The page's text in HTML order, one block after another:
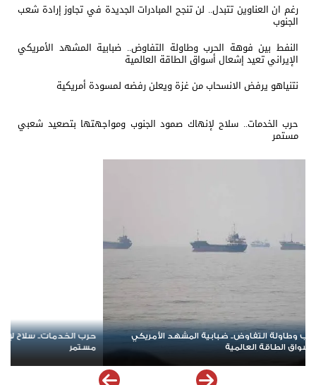
رغم ان العناوين تتبدل.. لن تنجح المبادرات الجديدة في تجاوز إرادة شعب
الجنوب
النفط بين فوهة الحرب وطاولة التفاوض.. ضبابية المشهد الأمريكي
الإيراني تعيد إشعال أسواق الطاقة العالمية
نتنياهو يرفض الانسحاب من غزة ويعلن رفضه لمسودة أمريكية
حرب الخدمات.. سلاح لإنهاك صمود الجنوب ومواجهتها بتصعيد شعبي
مستمر
عندما تُباع القضايا
السقوط
لإنهاك صمود الجنوب ومواجهتها بتصعيد شعبي